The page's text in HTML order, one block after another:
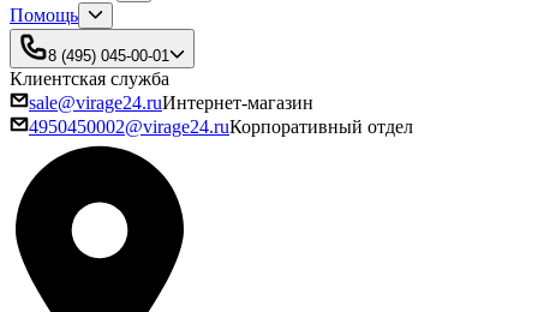
Помощь
8 (495) 045-00-01
Клиентская служба
sale@virage24.ruИнтернет-магазин
4950450002@virage24.ruКорпоративный отдел